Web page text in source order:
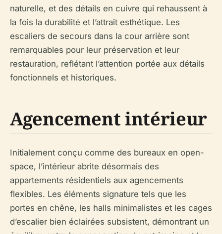
naturelle, et des détails en cuivre qui rehaussent à
la fois la durabilité et l’attrait esthétique. Les
escaliers de secours dans la cour arrière sont
remarquables pour leur préservation et leur
restauration, reflétant l’attention portée aux détails
fonctionnels et historiques.
Agencement intérieur
Initialement conçu comme des bureaux en open-
space, l’intérieur abrite désormais des
appartements résidentiels aux agencements
flexibles. Les éléments signature tels que les
portes en chêne, les halls minimalistes et les cages
d’escalier bien éclairées subsistent, démontrant un